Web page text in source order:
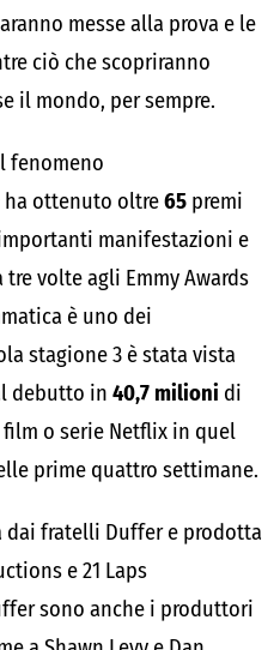
messe alla prova e le
ciò che scopriranno
il mondo, per sempre.
fenomeno
ha ottenuto oltre65 premi
manifestazioni e
volte agli Emmy Awards
è uno dei
stagione 3 è stata vista
debutto in 40,7 milioni di
o serie Netflix in quel
prime quattro settimane.
dai fratelli Duffer e prodotta
e 21 Laps
sono anche i produttori